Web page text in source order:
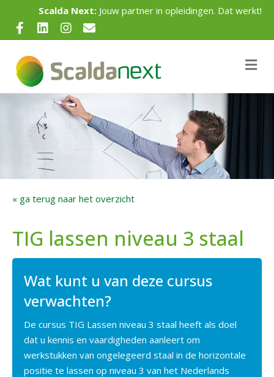
Scalda Next: Jouw partner in opleidingen. Dat werkt!
Facebook
LinkedinInstagram
Email
« ga terug naar het overzicht
TIG lassen niveau 3 staal
Wat kunt u van deze cursus
verwachten?
De cursus TIG Lassen niveau 3 staal heeft als doel
dat u kennis en vaardigheden aanleert om
werkstukken van ongelegeerd staal in de horizontale
positie te lassen op niveau 3 van het Nederlands